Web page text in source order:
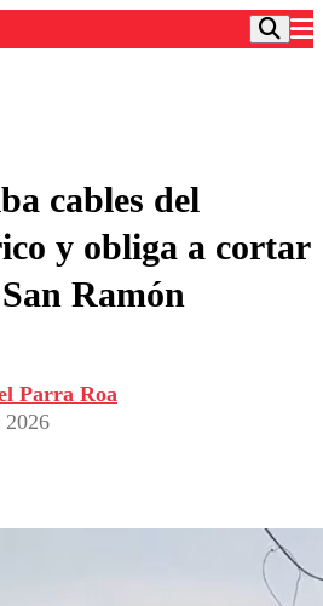
TV
Chilena
de Chile
en medios
cables del
y obliga a cortar
Ramón
Parra Roa
2026